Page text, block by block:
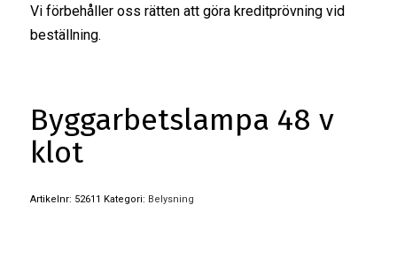
Vi förbehåller oss rätten att göra kreditprövning vid
beställning.
Byggarbetslampa 48 v
klot
Artikelnr: 52611 Kategori: Belysning